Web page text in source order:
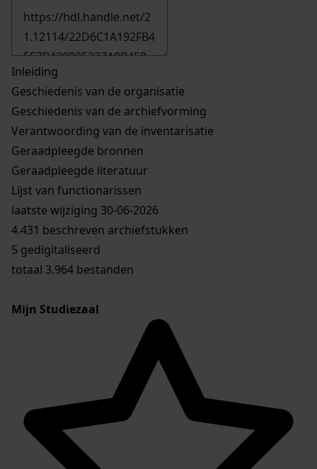
Inleiding
Geschiedenis van de organisatie
Geschiedenis van de archiefvorming
Verantwoording van de inventarisatie
Geraadpleegde bronnen
Geraadpleegde literatuur
Lijst van functionarissen
laatste wijziging 30-06-2026
4.431 beschreven archiefstukken
5 gedigitaliseerd
totaal 3.964 bestanden
Mijn Studiezaal